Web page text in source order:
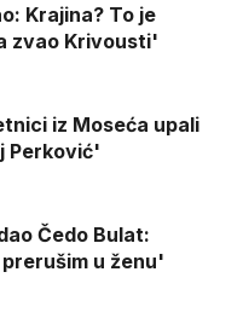
Krajina? To je
zvao Krivousti'
iz Moseća upali
Perković'
Čedo Bulat:
u ženu'